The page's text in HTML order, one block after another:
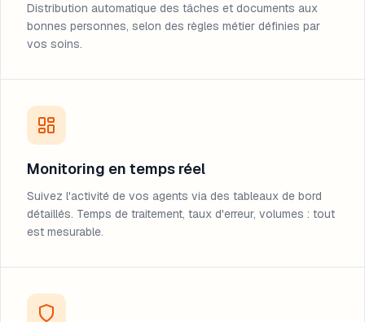
Distribution automatique des tâches et documents aux
bonnes personnes, selon des règles métier définies par
vos soins.
Monitoring en temps réel
Suivez l'activité de vos agents via des tableaux de bord
détaillés. Temps de traitement, taux d'erreur, volumes : tout
est mesurable.